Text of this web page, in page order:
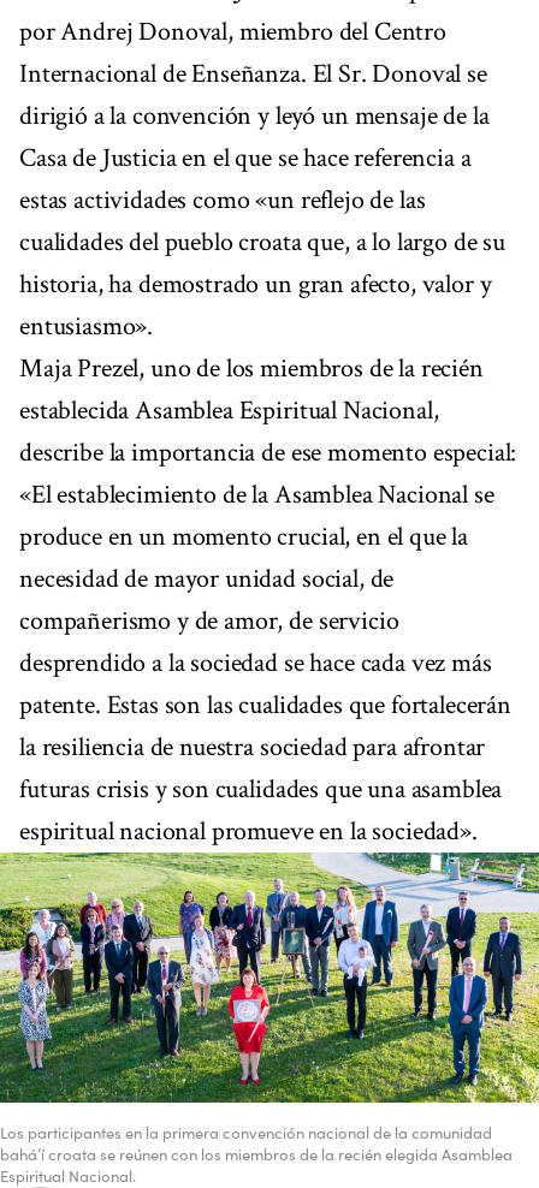
por Andrej Donoval, miembro del Centro
Internacional de Enseñanza. El Sr. Donoval se
dirigió a la convención y leyó un mensaje de la
Casa de Justicia en el que se hace referencia a
estas actividades como «un reflejo de las
cualidades del pueblo croata que, a lo largo de su
historia, ha demostrado un gran afecto, valor y
entusiasmo».
Maja Prezel, uno de los miembros de la recién
establecida Asamblea Espiritual Nacional,
describe la importancia de ese momento especial:
«El establecimiento de la Asamblea Nacional se
produce en un momento crucial, en el que la
necesidad de mayor unidad social, de
compañerismo y de amor, de servicio
desprendido a la sociedad se hace cada vez más
patente. Estas son las cualidades que fortalecerán
la resiliencia de nuestra sociedad para afrontar
futuras crisis y son cualidades que una asamblea
espiritual nacional promueve en la sociedad».
Los participantes en la primera convención nacional de la comunidad
bahá’í croata se reúnen con los miembros de la recién elegida Asamblea
Espiritual Nacional.